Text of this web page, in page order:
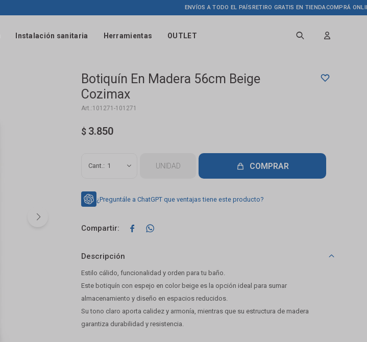
Instalación sanitaria Herramientas OUTLET
ENVÍOS A TODO EL PAÍSRETIRO GRATIS EN TIENDACOMPRÁ ONLINE
Botiquín En Madera 56cm Beige
Cozimax
101271-101271
$ 3.850
1 UNIDAD COMPRAR
¿Preguntále a ChatGPT que ventajas tiene este producto?
 
Descripción
Estilo cálido, funcionalidad y orden para tu baño.
Este botiquín con espejo en color beige es la opción ideal para sumar
almacenamiento y diseño en espacios reducidos.
Su tono claro aporta calidez y armonía, mientras que su estructura de madera
garantiza durabilidad y resistencia.